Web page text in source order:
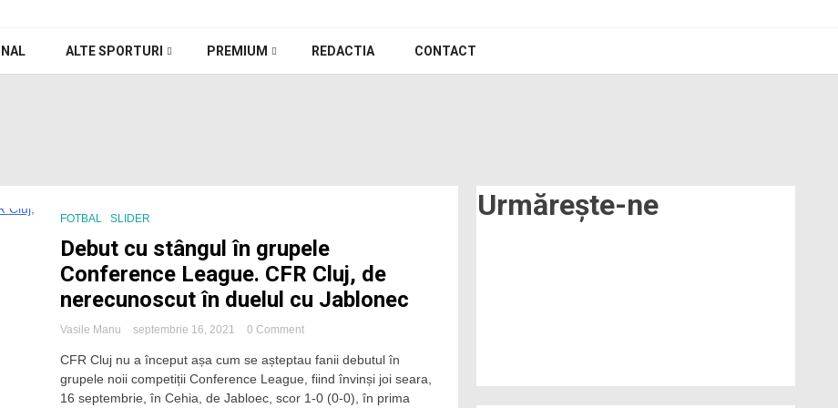
ALTE SPORTURI PREMIUM REDACTIA CONTACT
FOTBAL SLIDER
Debut cu stângul în grupele
Conference League. CFR Cluj, de
nerecunoscut în duelul cu Jablonec
Vasile Manu septembrie 16, 2021 0 Commenton
cu
stângul
în
CFR Cluj nu a început așa cum se așteptau fanii debutul în
grupele noii competiții Conference League, fiind învinși joi seara,
16 septembrie, în Cehia, de Jabloec, scor 1-0 (0-0), în prima
Urmărește-ne